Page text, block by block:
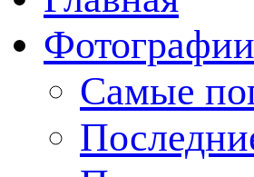
Фотографии
Cамые